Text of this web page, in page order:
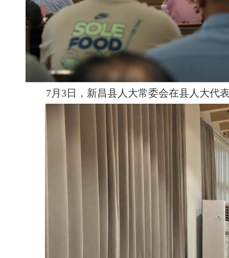
7月3日，新昌县人大常委会在县人大代